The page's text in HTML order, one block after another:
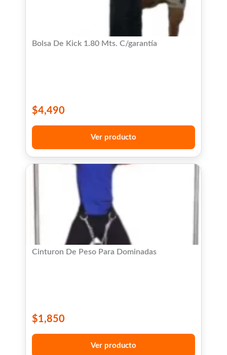
Bolsa De Kick 1.80 Mts. C/garantía
$4,490
Ver producto
Cinturon De Peso Para Dominadas
$1,850
Ver producto